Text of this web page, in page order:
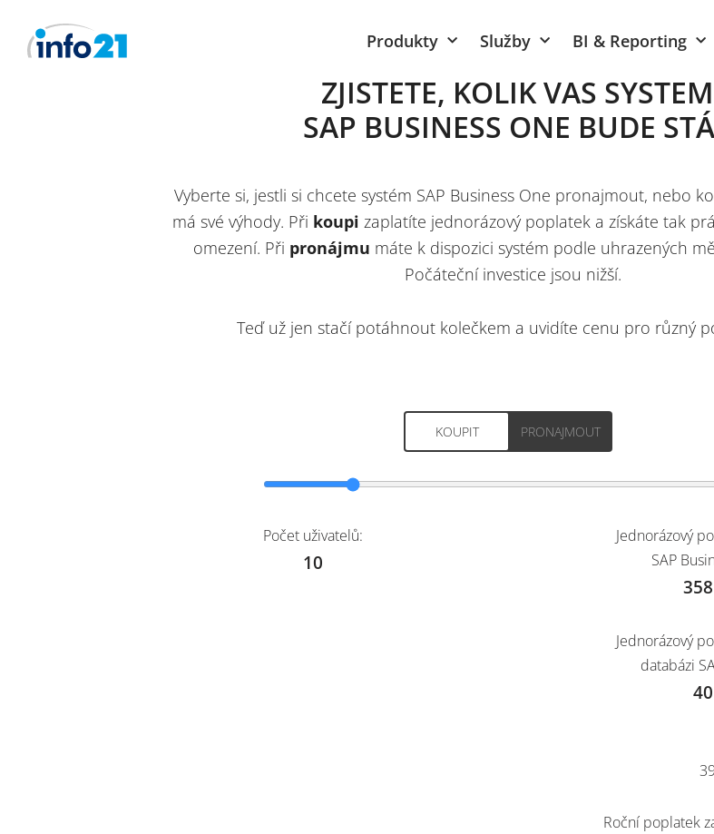
Přeskočit
na
obsah
Produkty Služby BI & Reporting
ZJISTĚTE, KOLIK VÁS SYSTÉM
SAP BUSINESS ONE BUDE
Vyberte si, jestli si chcete systém SAP Business One pronajmout, nebo
má své výhody. Při koupi zaplatíte jednorázový poplatek a získáte tak
omezení. Při pronájmu máte k dispozici systém podle uhrazených
Počáteční investice jsou nižší.
Teď už jen stačí potáhnout kolečkem a uvidíte cenu pro různý
Počet uživatelů:
10
Jednorázový
SAP
Jednorázový
databázi
Roční poplatek